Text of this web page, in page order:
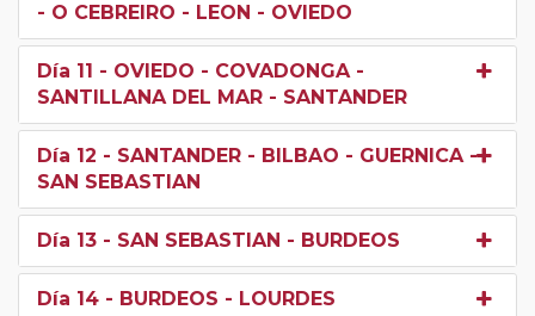
- O CEBREIRO - LEON - OVIEDO
Día 11 - OVIEDO - COVADONGA -
SANTILLANA DEL MAR - SANTANDER
Día 12 - SANTANDER - BILBAO - GUERNICA -
SAN SEBASTIAN
Día 13 - SAN SEBASTIAN - BURDEOS
Día 14 - BURDEOS - LOURDES